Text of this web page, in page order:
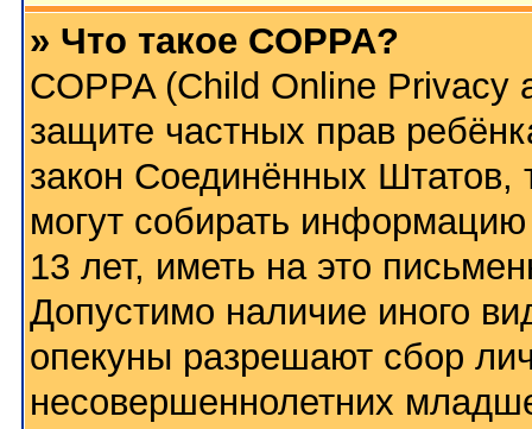
» Что такое COPPA?
COPPA (Child Online Privacy
защите частных прав
закон Соединённых Штатов,
могут собирать
13 лет, иметь на это
Допустимо наличие иного
опекуны разрешают сбор
несовершеннолетних